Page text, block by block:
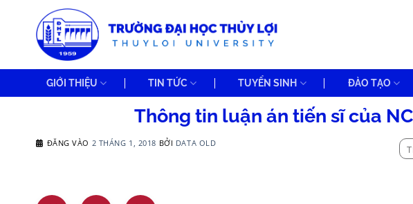
GIỚI THIỆU TIN TỨC TUYỂN SINH ĐÀO TẠO
Thông tin luận án tiến sĩ của
ĐĂNG VÀO 2 THÁNG 1, 2018 BỞI DATA OLD